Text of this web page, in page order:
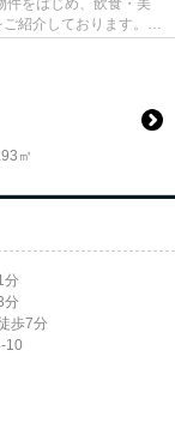
紹介しております。
㎡
分
分
歩7分
10